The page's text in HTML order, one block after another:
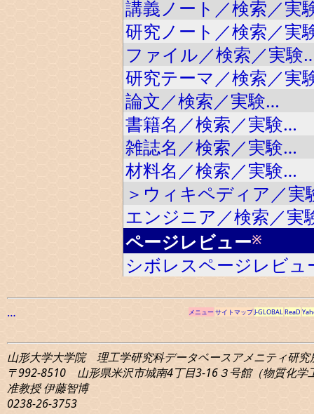
講義ノート／検索／実
研究ノート／検索／実
ファイル／検索／実験
研究テーマ／検索／実
論文／検索／実験…
書籍名／検索／実験…
雑誌名／検索／実験…
材料名／検索／実験…
＞ウィキペディア／実
エンジニア／検索／実
ページレビュー※
シボレスページレビ
… メニューサイトマップJ-GLOBALReaD
山形大学大学院 理工学研究科データベースアメニティ研究
〒992-8510 山形県米沢市城南4丁目3-16３号館（物質化学
准教授 伊藤智博
0238-26-3753